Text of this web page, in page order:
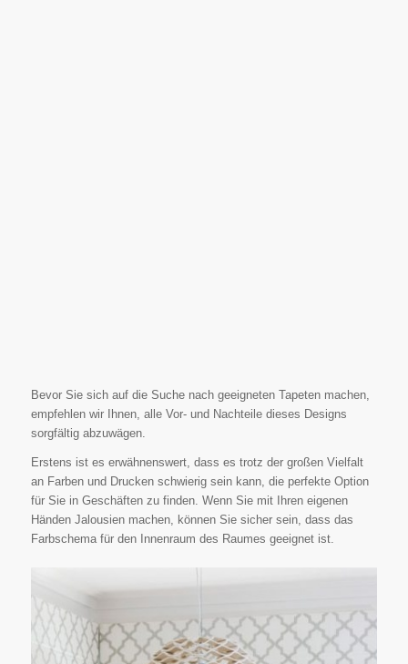
Bevor Sie sich auf die Suche nach geeigneten Tapeten machen,
empfehlen wir Ihnen, alle Vor- und Nachteile dieses Designs
sorgfältig abzuwägen.
Erstens ist es erwähnenswert, dass es trotz der großen Vielfalt
an Farben und Drucken schwierig sein kann, die perfekte Option
für Sie in Geschäften zu finden. Wenn Sie mit Ihren eigenen
Händen Jalousien machen, können Sie sicher sein, dass das
Farbschema für den Innenraum des Raumes geeignet ist.